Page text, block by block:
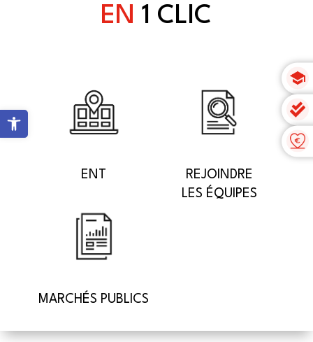
Ouvrir la barre d’outils
EN 1 CLIC
ENT
REJOINDRE
LES ÉQUIPES
MARCHÉS PUBLICS